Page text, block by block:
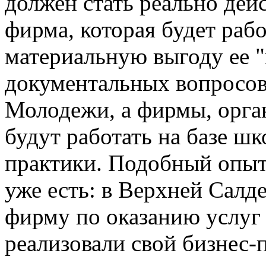
фирма, которая будет
материальную выгоду ее
документальных
Молодежи, а фирмы,
будут работать на базе
практики. Подобный
уже есть: в Верхней
фирму по оказанию
реализовали свой бизнес-